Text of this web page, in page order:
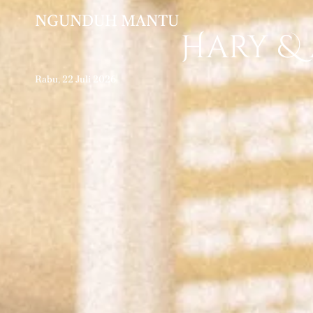
NGUNDUH MANTU
Hary &
Rabu, 22 Juli 2026